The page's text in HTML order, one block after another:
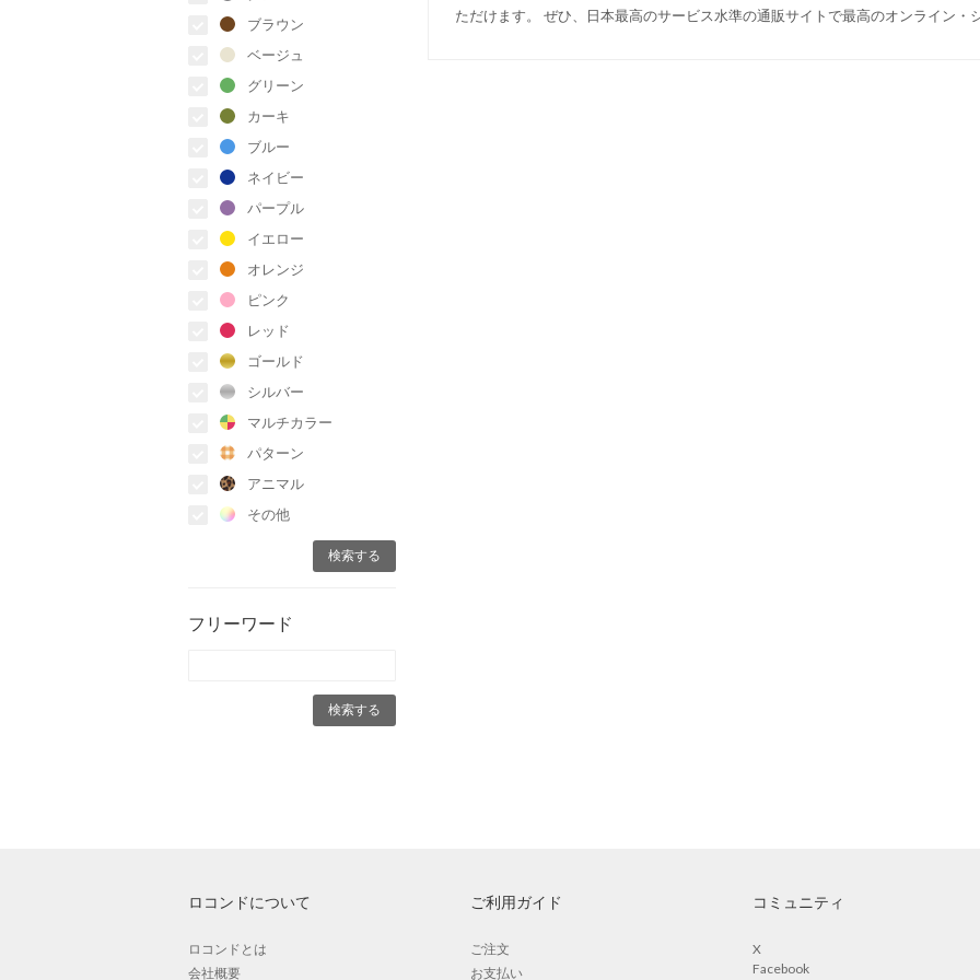
ブラウン
ベージュ
グリーン
カーキ
ブルー
ネイビー
パープル
イエロー
オレンジ
ピンク
レッド
ゴールド
シルバー
マルチカラー
パターン
アニマル
その他
フリーワード
ただけます。 ぜひ、日本最高のサービス水準の通販サイトで最高のオンライン・
ロコンドについて
ロコンドとは
会社概要
ご利用ガイド
ご注文
お支払い
コミュニティ
X
Facebook